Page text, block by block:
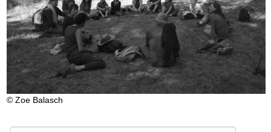
© Zoe Balasch